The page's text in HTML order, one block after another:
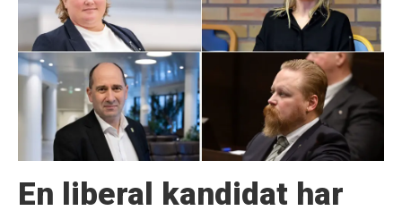
En liberal kandidat har